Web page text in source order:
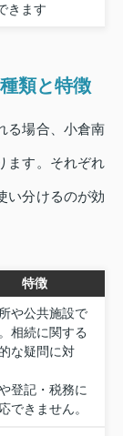
きます
類と特徴
る場合、小倉南
ます。それぞれ
い分けるのが効
特徴
や公共施設で
相続に関する
な疑問に対
登記・税務に
できません。